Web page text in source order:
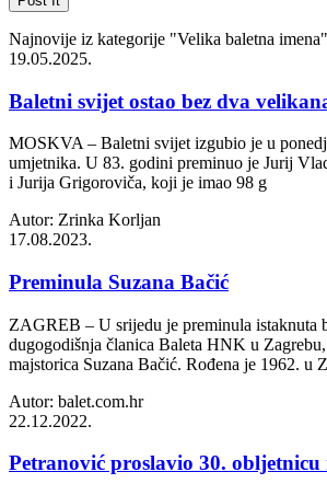
Najnovije iz kategorije "Velika baletna imena"
19.05.2025.
Baletni svijet ostao bez dva
MOSKVA – Baletni svijet izgubio je u
umjetnika. U 83. godini preminuo je Jurij
i Jurija Grigoroviča, koji je imao 98 g
Autor: Zrinka Korljan
17.08.2023.
Preminula Suzana Bačić
ZAGREB – U srijedu je preminula istaknuta
dugogodišnja članica Baleta HNK u
majstorica Suzana Bačić. Rođena je 1962. u
Autor: balet.com.hr
22.12.2022.
Petranović proslavio 30. obljetnicu